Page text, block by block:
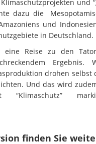
und
dazu die
und
in Deutschland.
eine Reise zu den
Ergebnis.
drohen selbst
Und das wird
“Klimaschutz”
finden Sie